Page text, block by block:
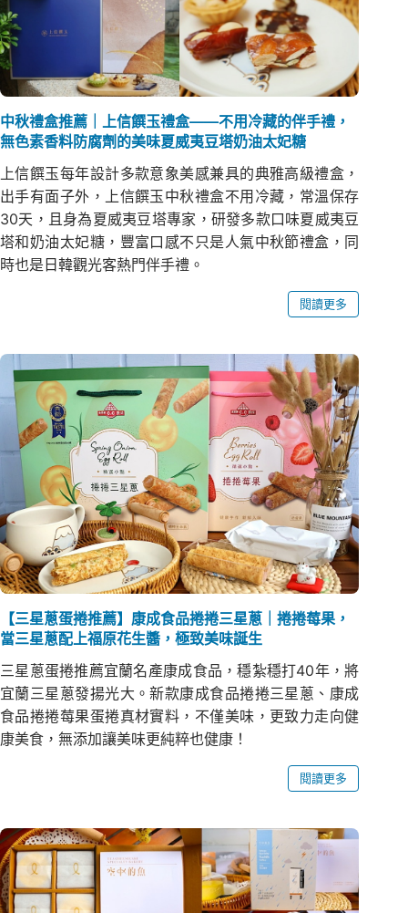
中秋禮盒推薦｜上信饌玉禮盒——不用冷藏的伴手禮，
無色素香料防腐劑的美味夏威夷豆塔奶油太妃糖
上信饌玉每年設計多款意象美感兼具的典雅高級禮盒，
出手有面子外，上信饌玉中秋禮盒不用冷藏，常溫保存
30天，且身為夏威夷豆塔專家，研發多款口味夏威夷豆
塔和奶油太妃糖，豐富口感不只是人氣中秋節禮盒，同
時也是日韓觀光客熱門伴手禮。
閱讀更多
【三星蔥蛋捲推薦】康成食品捲捲三星蔥｜捲捲莓果，
當三星蔥配上福原花生醬，極致美味誕生
三星蔥蛋捲推薦宜蘭名產康成食品，穩紮穩打40年，將
宜蘭三星蔥發揚光大。新款康成食品捲捲三星蔥、康成
食品捲捲莓果蛋捲真材實料，不僅美味，更致力走向健
康美食，無添加讓美味更純粹也健康！
閱讀更多